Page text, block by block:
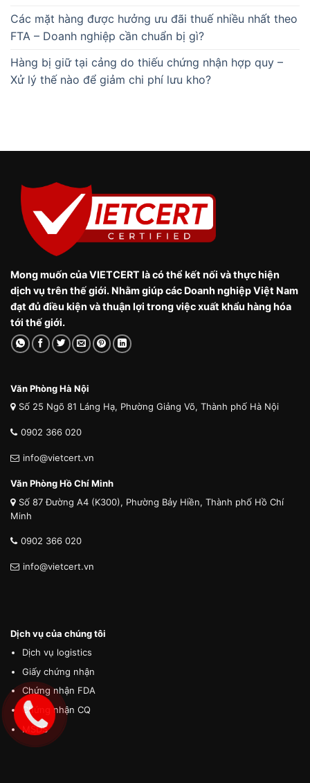
Các mặt hàng được hưởng ưu đãi thuế nhiều nhất theo
FTA – Doanh nghiệp cần chuẩn bị gì?
Hàng bị giữ tại cảng do thiếu chứng nhận hợp quy –
Xử lý thế nào để giảm chi phí lưu kho?
Mong muốn của VIETCERT là có thể kết nối và thực hiện
dịch vụ trên thế giới. Nhằm giúp các Doanh nghiệp Việt Nam
đạt đủ điều kiện và thuận lợi trong việc xuất khẩu hàng hóa
tới thế giới.
Văn Phòng Hà Nội
Số 25 Ngõ 81 Láng Hạ, Phường Giảng Võ, Thành phố Hà Nội
0902 366 020
info@vietcert.vn
Văn Phòng Hồ Chí Minh
Số 87 Đường A4 (K300), Phường Bảy Hiền, Thành phố Hồ Chí
Minh
0902 366 020
info@vietcert.vn
Dịch vụ của chúng tôi
Dịch vụ logistics
Giấy chứng nhận
Chứng nhận FDA
Chứng nhận CQ
MSDS